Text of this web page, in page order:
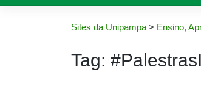
Sites da Unipampa > Ensino,
Tag: